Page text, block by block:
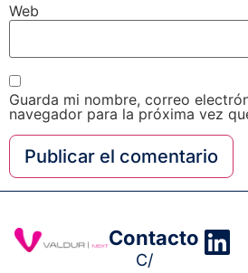
Web
Guarda mi nombre, correo
navegador para la próxima vez
Contacto
C/